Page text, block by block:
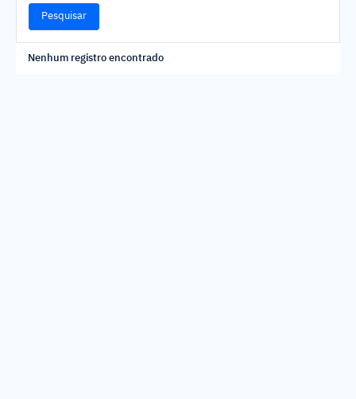
Pesquisar
Nenhum registro encontrado